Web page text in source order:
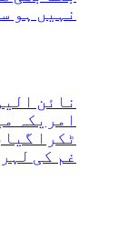
نہیں ہو
امریکہ
ٹکرا
غم کی